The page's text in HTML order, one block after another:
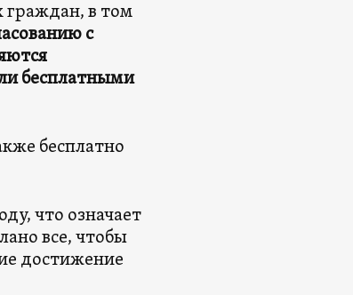
граждан, в том
с
бесплатными
бесплатно
что означает
все, чтобы
достижение